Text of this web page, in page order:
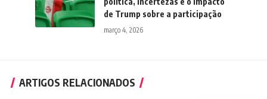
de Trump sobre a participação
março 4, 2026
ARTIGOS RELACIONADOS